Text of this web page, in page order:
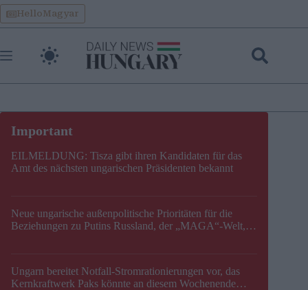
Skip
to
content
HelloMagyar
EILMELDUNG: Tisza gibt ihren Kandidaten für das
Amt des nächsten ungarischen Präsidenten bekannt
Neue ungarische außenpolitische Prioritäten für die
Beziehungen zu Putins Russland, der „MAGA“-Welt,
Ungarn bereitet Notfall-Stromrationierungen vor, das
Kernkraftwerk Paks könnte an diesem Wochenende